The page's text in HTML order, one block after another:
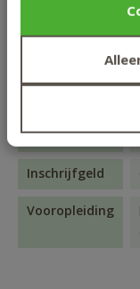
Lesgeld
Inschrijfgeld
Vooropleiding